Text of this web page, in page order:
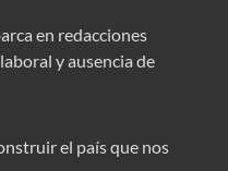
en redacciones
y ausencia de
el país que nos